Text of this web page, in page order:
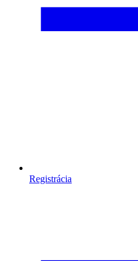
Registrácia